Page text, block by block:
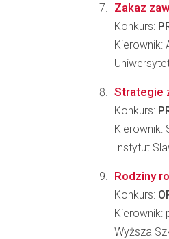
Zakaz
Konkurs:
Kierownik:
Strategie
Konkurs:
Kierownik:
Instytut
Rodziny
Konkurs:
Kierownik:
Wyższa